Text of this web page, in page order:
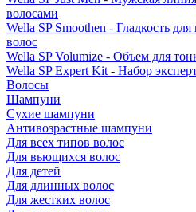
волосами
Wella SP Smoothen - Гладкость
волос
Wella SP Volumize - Объем для
Wella SP Expert Kit - Набор
Волосы
Шампуни
Сухие шампуни
Антивозрастные шампуни
Для всех типов волос
Для вьющихся волос
Для детей
Для длинных волос
Для жестких волос